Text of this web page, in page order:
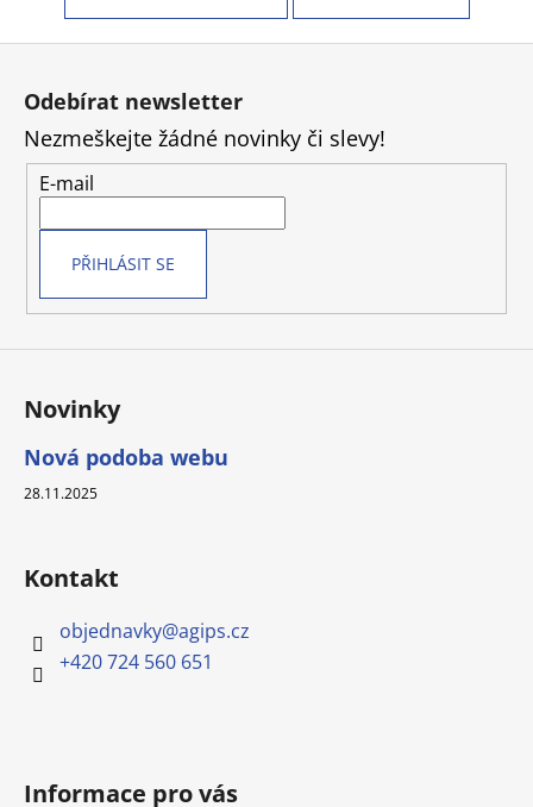
Z
Odebírat newsletter
Nezmeškejte žádné novinky či slevy!
E-mail
PŘIHLÁSIT SE
Novinky
Nová podoba webu
28.11.2025
Kontakt
objednavky@agips.cz
+420 724 560 651
Informace pro vás